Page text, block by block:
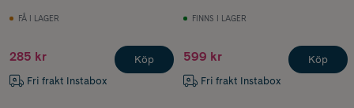
FÅ I LAGER
285 kr
Fri frakt Instabox
Köp
FINNS I LAGER
599 kr
Fri frakt Instabox
Köp